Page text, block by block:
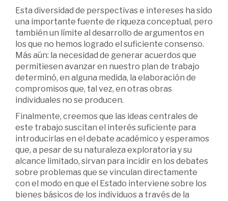
Esta diversidad de perspectivas e intereses ha sido
una importante fuente de riqueza conceptual, pero
también un límite al desarrollo de argumentos en
los que no hemos logrado el suficiente consenso.
Más aún: la necesidad de generar acuerdos que
permitiesen avanzar en nuestro plan de trabajo
determinó, en alguna medida, la elaboración de
compromisos que, tal vez, en otras obras
individuales no se producen.
Finalmente, creemos que las ideas centrales de
este trabajo suscitan el interés suficiente para
introducirlas en el debate académico y esperamos
que, a pesar de su naturaleza exploratoria y su
alcance limitado, sirvan para incidir en los debates
sobre problemas que se vinculan directamente
con el modo en que el Estado interviene sobre los
bienes básicos de los individuos a través de la